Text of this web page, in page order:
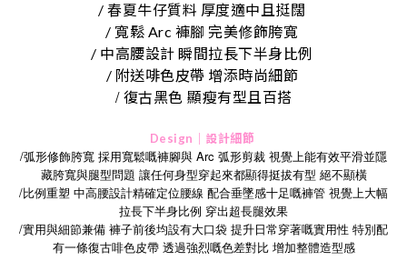
/ 春夏牛仔質料 厚度適中且挺闊
/ 寬鬆 Arc 褲腳 完美修飾胯寬
/ 中高腰設計 瞬間拉長下半身比例
/ 附送啡色皮帶 增添時尚細節
/ 復古黑色 顯瘦有型且百搭
Design｜設計細節
/弧形修飾胯寬 採用寬鬆嘅褲腳與 Arc 弧形剪裁 視覺上能有效平滑並隱
藏胯寬與腿型問題 讓任何身型穿起來都顯得挺拔有型 絕不顯橫
/比例重塑 中高腰設計精確定位腰線 配合垂墜感十足嘅褲管 視覺上大幅
拉長下半身比例 穿出超長腿效果
/實用與細節兼備 褲子前後均設有大口袋 提升日常穿著嘅實用性 特別配
有一條復古啡色皮帶 透過強烈嘅色差對比 增加整體造型感